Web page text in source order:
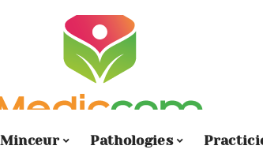
Minceur Pathologies